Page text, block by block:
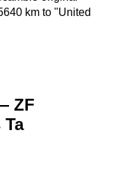
km to "United
ZF